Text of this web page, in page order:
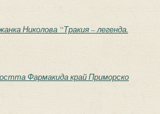
Николова “Тракия – легенда.
Фармакида край Приморско